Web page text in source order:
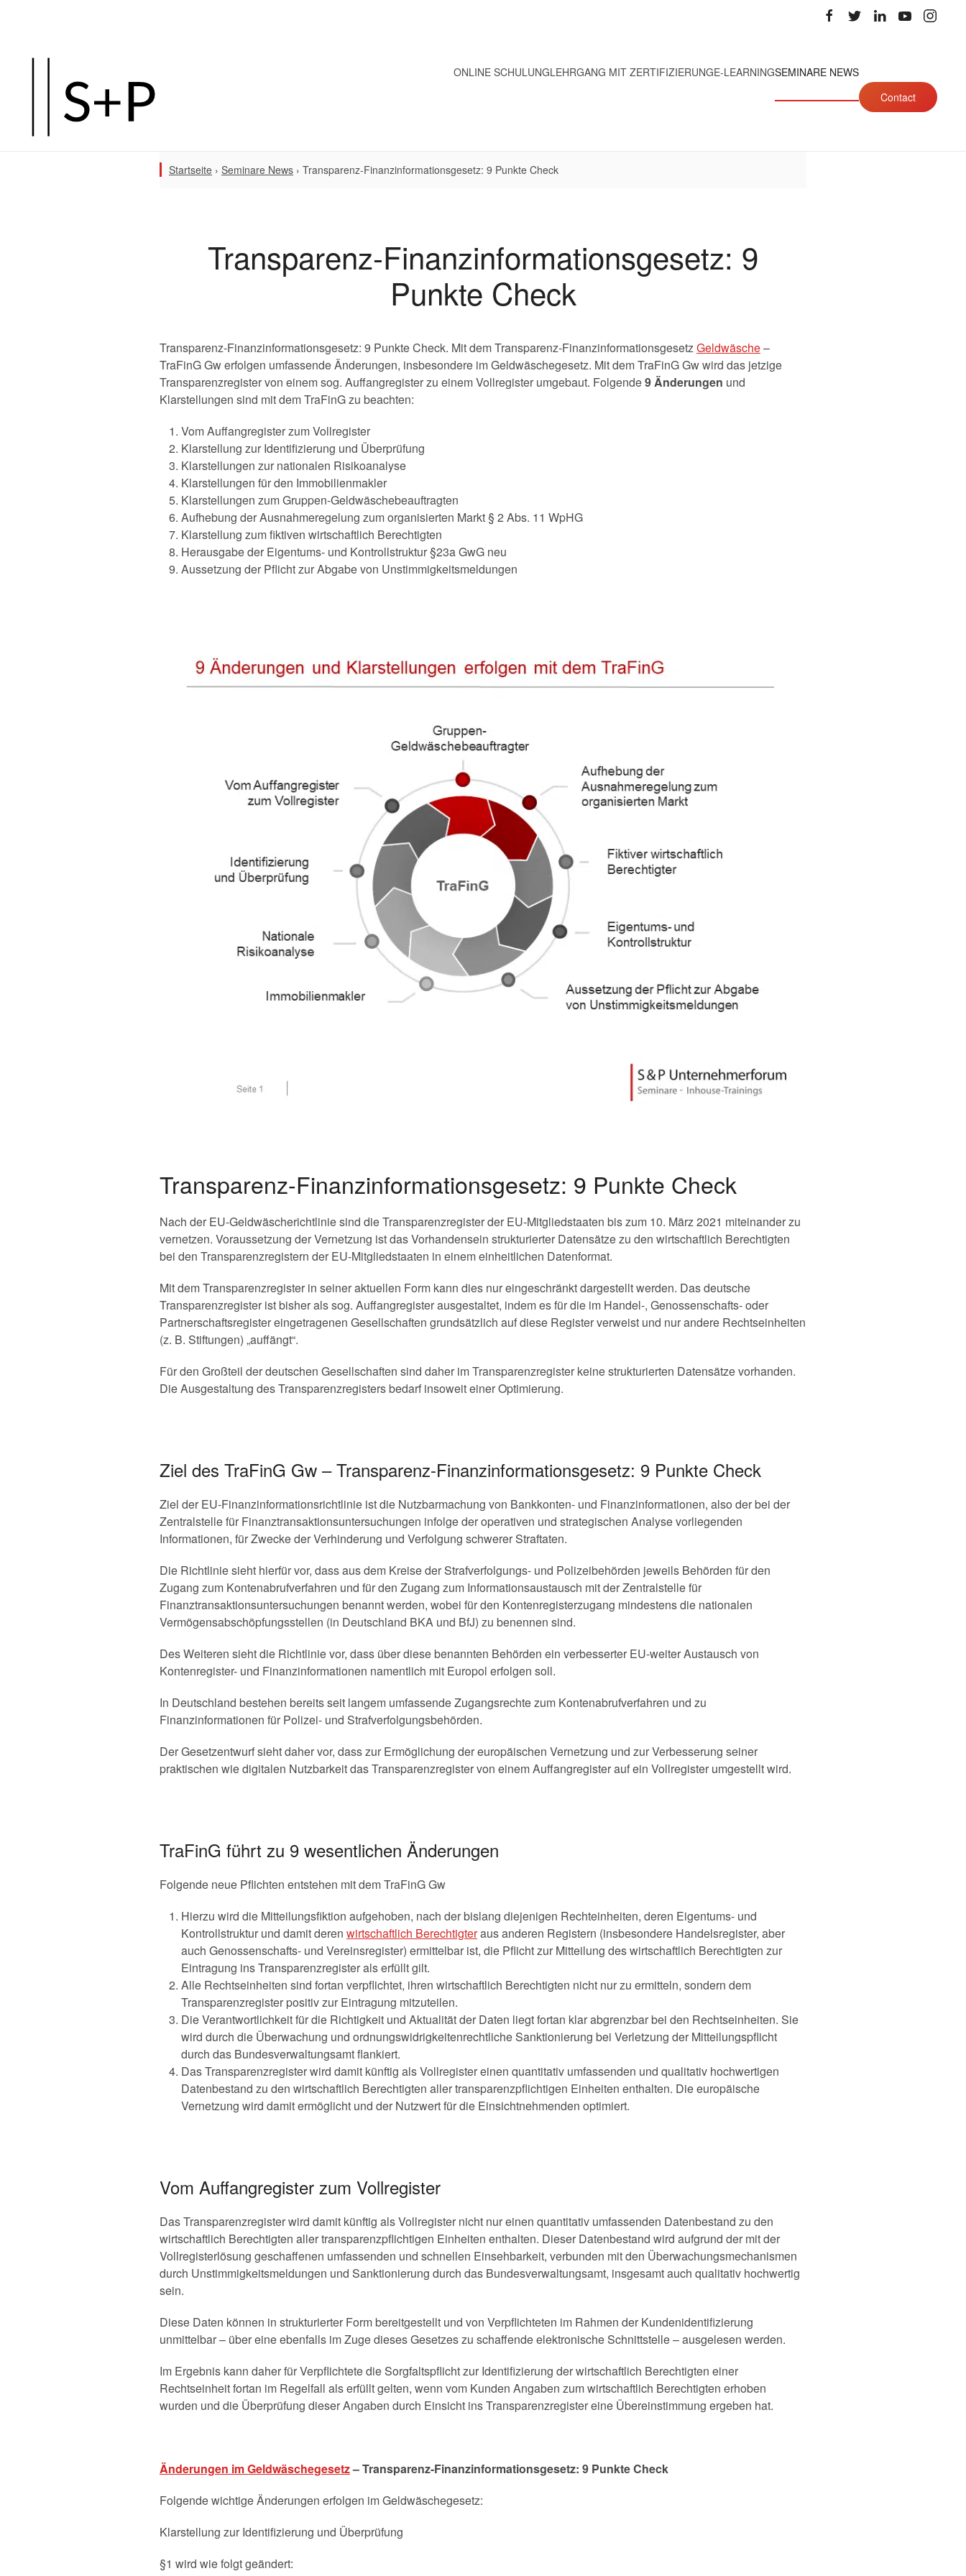
ONLINE SCHULUNGLEHRGANG MIT ZERTIFIZIERUNGE-LEARNINGSEMINARE NEWS
Contact
Startseite › Seminare News › Transparenz-Finanzinformationsgesetz: 9 Punkte Check
Transparenz-Finanzinformationsgesetz: 9
Punkte Check
Transparenz-Finanzinformationsgesetz: 9 Punkte Check. Mit dem Transparenz-FinanzinformationsgesetzGeldwäsche–
TraFinG Gw erfolgen umfassende Änderungen, insbesondere im Geldwäschegesetz. Mit dem TraFinG Gw wird das jetzige
Transparenzregister von einem sog. Auffangregister zu einem Vollregister umgebaut. Folgende9 Änderungen und
Klarstellungen sind mit dem TraFinG zu beachten:
Vom Auffangregister zum Vollregister
Klarstellung zur Identifizierung und Überprüfung
Klarstellungen zur nationalen Risikoanalyse
Klarstellungen für den Immobilienmakler
Klarstellungen zum Gruppen-Geldwäschebeauftragten
Aufhebung der Ausnahmeregelung zum organisierten Markt § 2 Abs. 11 WpHG
Klarstellung zum fiktiven wirtschaftlich Berechtigten
Herausgabe der Eigentums- und Kontrollstruktur §23a GwG neu
Aussetzung der Pflicht zur Abgabe von Unstimmigkeitsmeldungen
Transparenz-Finanzinformationsgesetz: 9 Punkte Check
Nach der EU-Geldwäscherichtlinie sind die Transparenzregister der EU-Mitgliedstaaten bis zum 10. März 2021 miteinander zu
vernetzen. Voraussetzung der Vernetzung ist das Vorhandensein strukturierter Datensätze zu den wirtschaftlich Berechtigten
bei den Transparenzregistern der EU-Mitgliedstaaten in einem einheitlichen Datenformat.
Mit dem Transparenzregister in seiner aktuellen Form kann dies nur eingeschränkt dargestellt werden. Das deutsche
Transparenzregister ist bisher als sog. Auffangregister ausgestaltet, indem es für die im Handel-, Genossenschafts- oder
Partnerschaftsregister eingetragenen Gesellschaften grundsätzlich auf diese Register verweist und nur andere Rechtseinheiten
(z. B. Stiftungen) „auffängt“.
Für den Großteil der deutschen Gesellschaften sind daher im Transparenzregister keine strukturierten Datensätze vorhanden.
Die Ausgestaltung des Transparenzregisters bedarf insoweit einer Optimierung.
Ziel des TraFinG Gw – Transparenz-Finanzinformationsgesetz: 9 Punkte Check
Ziel der EU-Finanzinformationsrichtlinie ist die Nutzbarmachung von Bankkonten- und Finanzinformationen, also der bei der
Zentralstelle für Finanztransaktionsuntersuchungen infolge der operativen und strategischen Analyse vorliegenden
Informationen, für Zwecke der Verhinderung und Verfolgung schwerer Straftaten.
Die Richtlinie sieht hierfür vor, dass aus dem Kreise der Strafverfolgungs- und Polizeibehörden jeweils Behörden für den
Zugang zum Kontenabrufverfahren und für den Zugang zum Informationsaustausch mit der Zentralstelle für
Finanztransaktionsuntersuchungen benannt werden, wobei für den Kontenregisterzugang mindestens die nationalen
Vermögensabschöpfungsstellen (in Deutschland BKA und BfJ) zu benennen sind.
Des Weiteren sieht die Richtlinie vor, dass über diese benannten Behörden ein verbesserter EU-weiter Austausch von
Kontenregister- und Finanzinformationen namentlich mit Europol erfolgen soll.
In Deutschland bestehen bereits seit langem umfassende Zugangsrechte zum Kontenabrufverfahren und zu
Finanzinformationen für Polizei- und Strafverfolgungsbehörden.
Der Gesetzentwurf sieht daher vor, dass zur Ermöglichung der europäischen Vernetzung und zur Verbesserung seiner
praktischen wie digitalen Nutzbarkeit das Transparenzregister von einem Auffangregister auf ein Vollregister umgestellt wird.
TraFinG führt zu 9 wesentlichen Änderungen
Folgende neue Pflichten entstehen mit dem TraFinG Gw
Hierzu wird die Mitteilungsfiktion aufgehoben, nach der bislang diejenigen Rechteinheiten, deren Eigentums- und
Kontrollstruktur und damit deren wirtschaftlich Berechtigteraus anderen Registern (insbesondere Handelsregister, aber
auch Genossenschafts- und Vereinsregister) ermittelbar ist, die Pflicht zur Mitteilung des wirtschaftlich Berechtigten zur
Eintragung ins Transparenzregister als erfüllt gilt.
Alle Rechtseinheiten sind fortan verpflichtet, ihren wirtschaftlich Berechtigten nicht nur zu ermitteln, sondern dem
Transparenzregister positiv zur Eintragung mitzuteilen.
Die Verantwortlichkeit für die Richtigkeit und Aktualität der Daten liegt fortan klar abgrenzbar bei den Rechtseinheiten. Sie
wird durch die Überwachung und ordnungswidrigkeitenrechtliche Sanktionierung bei Verletzung der Mitteilungspflicht
durch das Bundesverwaltungsamt flankiert.
Das Transparenzregister wird damit künftig als Vollregister einen quantitativ umfassenden und qualitativ hochwertigen
Datenbestand zu den wirtschaftlich Berechtigten aller transparenzpflichtigen Einheiten enthalten. Die europäische
Vernetzung wird damit ermöglicht und der Nutzwert für die Einsichtnehmenden optimiert.
Vom Auffangregister zum Vollregister
Das Transparenzregister wird damit künftig als Vollregister nicht nur einen quantitativ umfassenden Datenbestand zu den
wirtschaftlich Berechtigten aller transparenzpflichtigen Einheiten enthalten. Dieser Datenbestand wird aufgrund der mit der
Vollregisterlösung geschaffenen umfassenden und schnellen Einsehbarkeit, verbunden mit den Überwachungsmechanismen
durch Unstimmigkeitsmeldungen und Sanktionierung durch das Bundesverwaltungsamt, insgesamt auch qualitativ hochwertig
sein.
Diese Daten können in strukturierter Form bereitgestellt und von Verpflichteten im Rahmen der Kundenidentifizierung
unmittelbar – über eine ebenfalls im Zuge dieses Gesetzes zu schaffende elektronische Schnittstelle – ausgelesen werden.
Im Ergebnis kann daher für Verpflichtete die Sorgfaltspflicht zur Identifizierung der wirtschaftlich Berechtigten einer
Rechtseinheit fortan im Regelfall als erfüllt gelten, wenn vom Kunden Angaben zum wirtschaftlich Berechtigten erhoben
wurden und die Überprüfung dieser Angaben durch Einsicht ins Transparenzregister eine Übereinstimmung ergeben hat.
Änderungen im Geldwäschegesetz– Transparenz-Finanzinformationsgesetz: 9 Punkte Check
Folgende wichtige Änderungen erfolgen im Geldwäschegesetz:
Klarstellung zur Identifizierung und Überprüfung
§1 wird wie folgt geändert: